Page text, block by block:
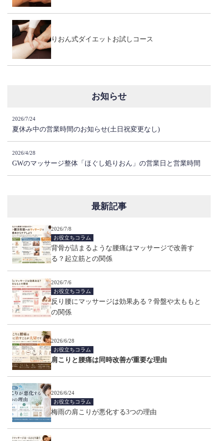
りおん式ダイエットお試しコース
お知らせ
2026/7/24
夏休み中の営業時間のお知らせ(土日祝変更なし)
2026/4/28
GWのマッサージ整体「ほぐし処りおん」の営業日と営業時間
最新記事
2026/7/8
お役立ちコラム
背骨が詰まるような腰痛はマッサージで改善す
る？起立筋との関係
2026/7/6
お役立ちコラム
反り腰にマッサージは効果ある？骨盤や太ももと
の関係
2026/6/28
お役立ちコラム
肩こりと腰痛は同時改善が重要な理由
2026/6/24
お役立ちコラム
梅雨の肩こりが悪化する3つの理由